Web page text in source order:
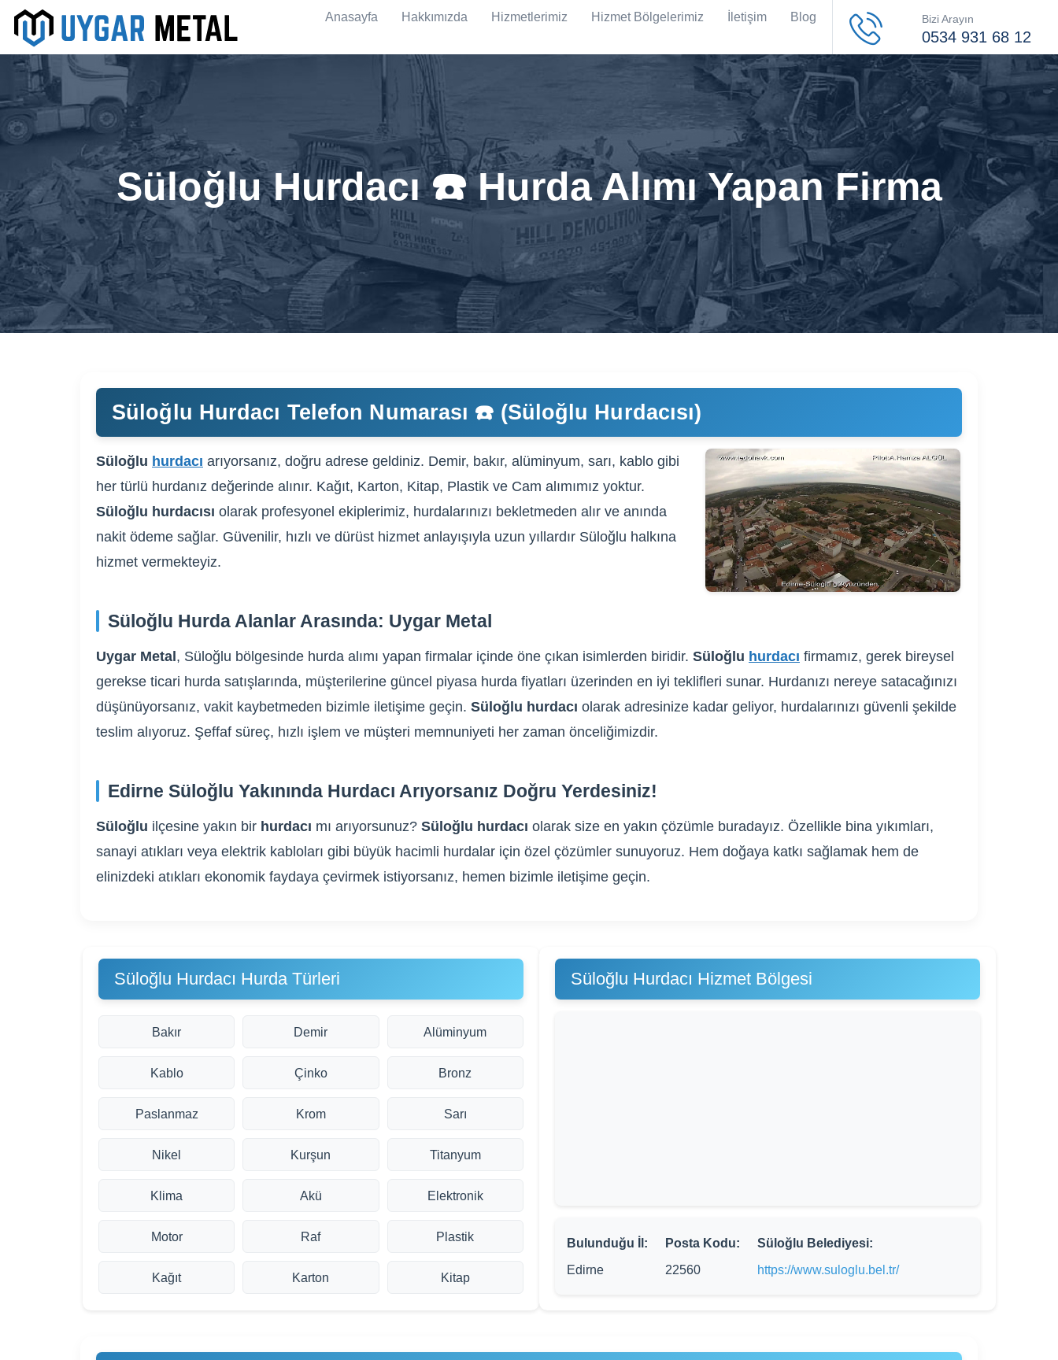
Anasayfa Hakkımızda Hizmetlerimiz Hizmet Bölgelerimiz İletişim Blog Bizi Arayın
0534 931 68 12
Süloğlu Hurdacı ☎️ Hurda Alımı Yapan Firma
Süloğlu Hurdacı Telefon Numarası ☎️ (Süloğlu Hurdacısı)
Süloğlu hurdacı arıyorsanız, doğru adrese geldiniz. Demir, bakır, alüminyum, sarı, kablo gibi
her türlü hurdanız değerinde alınır. Kağıt, Karton, Kitap, Plastik ve Cam alımımız yoktur.
Süloğlu hurdacısı olarak profesyonel ekiplerimiz, hurdalarınızı bekletmeden alır ve anında
nakit ödeme sağlar. Güvenilir, hızlı ve dürüst hizmet anlayışıyla uzun yıllardır Süloğlu halkına
hizmet vermekteyiz.
Süloğlu Hurda Alanlar Arasında: Uygar Metal
Uygar Metal , Süloğlu bölgesinde hurda alımı yapan firmalar içinde öne çıkan isimlerden biridir. Süloğlu hurdacı firmamız, gerek bireysel
gerekse ticari hurda satışlarında, müşterilerine güncel piyasa hurda fiyatları üzerinden en iyi teklifleri sunar. Hurdanızı nereye satacağınızı
düşünüyorsanız, vakit kaybetmeden bizimle iletişime geçin. Süloğlu hurdacı olarak adresinize kadar geliyor, hurdalarınızı güvenli şekilde
teslim alıyoruz. Şeffaf süreç, hızlı işlem ve müşteri memnuniyeti her zaman önceliğimizdir.
Edirne Süloğlu Yakınında Hurdacı Arıyorsanız Doğru Yerdesiniz!
Süloğlu ilçesine yakın bir hurdacı mı arıyorsunuz? Süloğlu hurdacı olarak size en yakın çözümle buradayız. Özellikle bina yıkımları,
sanayi atıkları veya elektrik kabloları gibi büyük hacimli hurdalar için özel çözümler sunuyoruz. Hem doğaya katkı sağlamak hem de
elinizdeki atıkları ekonomik faydaya çevirmek istiyorsanız, hemen bizimle iletişime geçin.
Süloğlu Hurdacı Hurda Türleri
Bakır Demir Alüminyum
Kablo Çinko Bronz
Paslanmaz Krom Sarı
Nikel Kurşun Titanyum
Klima Akü Elektronik
Motor Raf Plastik
Kağıt Karton Kitap
Süloğlu Hurdacı Hizmet Bölgesi
Bulunduğu İl:
Edirne
Posta Kodu:
22560
Süloğlu Belediyesi:
https://www.suloglu.bel.tr/